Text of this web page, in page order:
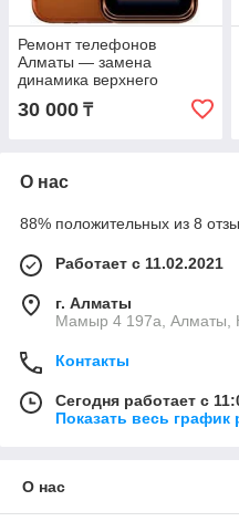
Ремонт телефонов
Алматы — замена
динамика верхнего
слухового iPhone 17 Pro
Max с гарантией с
30 000 ₸
О нас
88% положительных из 8
Работает с 11.02.2021
г. Алматы
Мамыр 4 197а, Алматы,
Контакты
Сегодня работает с
Показать весь график
О нас